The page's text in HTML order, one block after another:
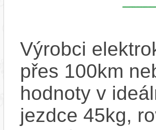
Výrobci
přes 100km
hodnoty v
jezdce 45kg,